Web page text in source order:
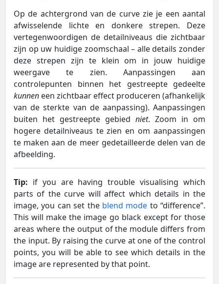
Op de achtergrond van de curve zie je een aantal
afwisselende lichte en donkere strepen. Deze
vertegenwoordigen de detailniveaus die zichtbaar
zijn op uw huidige zoomschaal – alle details zonder
deze strepen zijn te klein om in jouw huidige
weergave te zien. Aanpassingen aan
controlepunten binnen het gestreepte gedeelte
kunnen een zichtbaar effect produceren (afhankelijk
van de sterkte van de aanpassing). Aanpassingen
buiten het gestreepte gebied niet. Zoom in om
hogere detailniveaus te zien en om aanpassingen
te maken aan de meer gedetailleerde delen van de
afbeelding.
Tip: if you are having trouble visualising which
parts of the curve will affect which details in the
image, you can set the blend mode to “difference”.
This will make the image go black except for those
areas where the output of the module differs from
the input. By raising the curve at one of the control
points, you will be able to see which details in the
image are represented by that point.